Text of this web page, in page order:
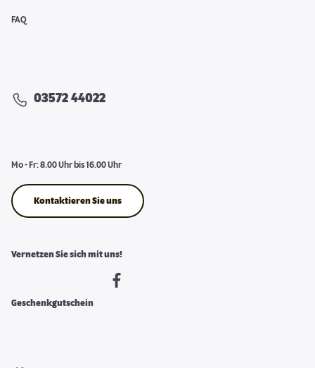
FAQ
03572 44022
Mo - Fr: 8.00 Uhr bis 16.00 Uhr
Kontaktieren Sie uns
Vernetzen Sie sich mit uns!
Geschenkgutschein